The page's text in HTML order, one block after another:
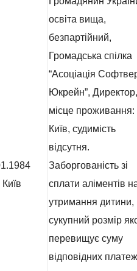
освіта вища,
безпартійний,
Громадська спілка
“Асоціація
Юкрейн”, Директор,
місце
Київ, судимість
відсутня.
Заборгованість зі
сплати аліментів
утримання дитини,
сукупний розмір
перевищує суму
відповідних